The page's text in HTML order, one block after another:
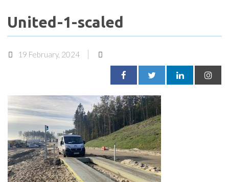
United-1-scaled
19 February, 2024